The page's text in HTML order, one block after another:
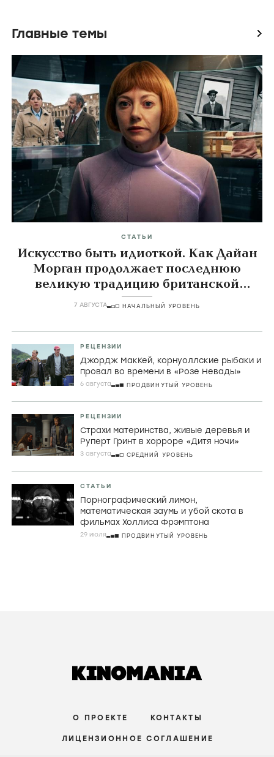
Главные темы icon
СТАТЬИ
Искусство быть идиоткой. Как Дайан
Морган продолжает последнюю
великую традицию британской
комедии
7 АВГУСТА НАЧАЛЬНЫЙ УРОВЕНЬ
РЕЦЕНЗИИ
Джордж МакКей, корнуоллские рыбаки и
провал во времени в «Розе Невады»
6 августа ПРОДВИНУТЫЙ УРОВЕНЬ
РЕЦЕНЗИИ
Страхи материнства, живые деревья и
Руперт Гринт в хорроре «Дитя ночи»
3 августа СРЕДНИЙ УРОВЕНЬ
СТАТЬИ
Порнографический лимон,
математическая заумь и убой скота в
фильмах Холлиса Фрэмптона
29 июля ПРОДВИНУТЫЙ УРОВЕНЬ
О ПРОЕКТЕ КОНТАКТЫ
ЛИЦЕНЗИОННОЕ СОГЛАШЕНИЕ